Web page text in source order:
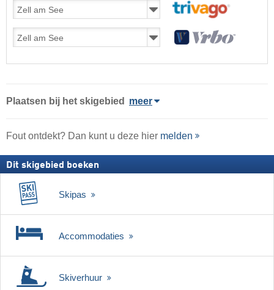
Plaatsen bij het skigebied meer
Fout ontdekt? Dan kunt u deze hier melden
Dit skigebied boeken
Skipas
Accommodaties
Skiverhuur